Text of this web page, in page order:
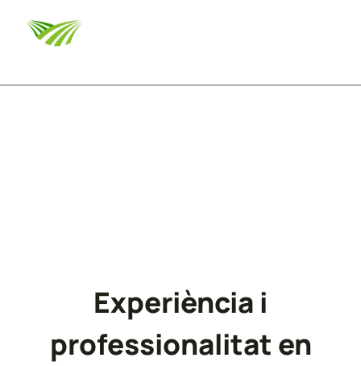
Vés al
contingut
Experiència i
professionalitat en